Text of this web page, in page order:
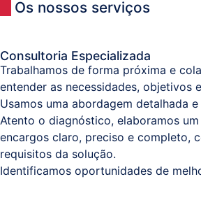
Os nossos serviços
Consultoria Especializada
Trabalhamos de forma próxima e
entender as necessidades, objetivos
Usamos uma abordagem detalhada
Atento o diagnóstico, elaboramos
encargos claro, preciso e completo,
requisitos da solução.
Identificamos oportunidades de